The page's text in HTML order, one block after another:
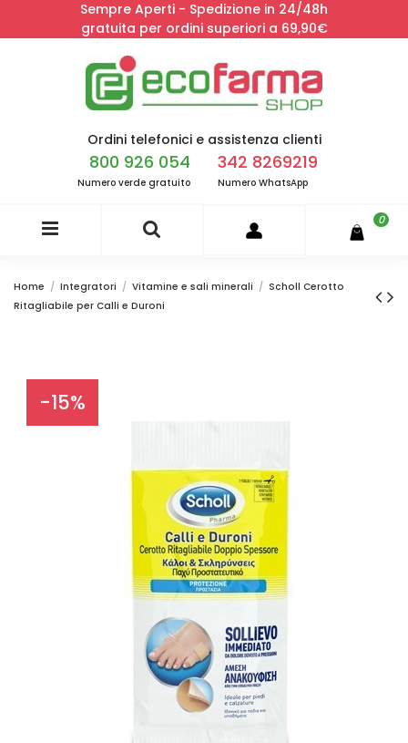
Sempre Aperti - Spedizione in 24/48h
gratuita per ordini superiori a 69,90€
Ordini telefonici e assistenza clienti
800 926 054
Numero verde gratuito
342 8269219
Numero WhatsApp
0
Home Integratori Vitamine e sali minerali
Scholl Cerotto
Ritagliabile per Calli e Duroni
-15%